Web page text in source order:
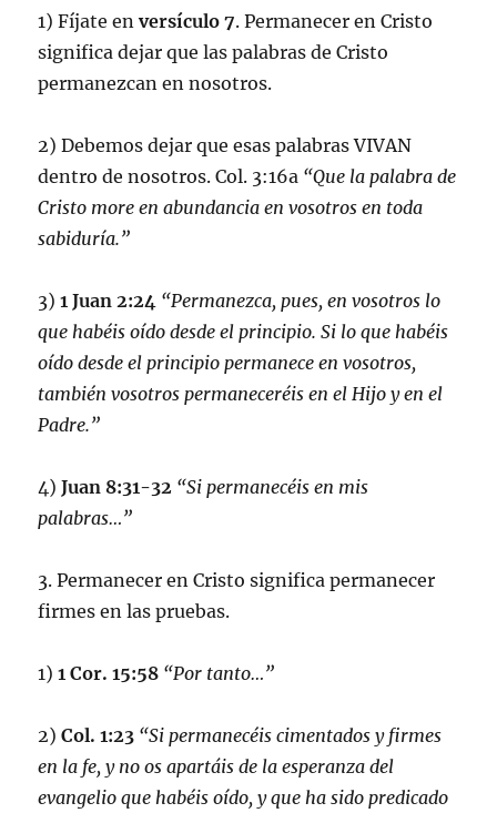
1) Fíjate enversículo 7. Permanecer en Cristo
significa dejar que las palabras de Cristo
permanezcan en nosotros.
2) Debemos dejar que esas palabras VIVAN
dentro de nosotros. Col. 3:16a “Que la palabra de
Cristo more en abundancia en vosotros en toda
sabiduría.”
3)1 Juan 2:24 “Permanezca, pues, en vosotros lo
que habéis oído desde el principio. Si lo que habéis
oído desde el principio permanece en vosotros,
también vosotros permaneceréis en el Hijo y en el
Padre.”
4)Juan 8:31-32 “Si permanecéis en mis
palabras…”
3. Permanecer en Cristo significa permanecer
firmes en las pruebas.
1)1 Cor. 15:58 “Por tanto…”
2)Col. 1:23 “Si permanecéis cimentados y firmes
en la fe, y no os apartáis de la esperanza del
evangelio que habéis oído, y que ha sido predicado